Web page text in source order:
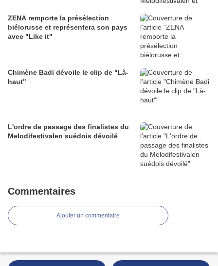
ZENA remporte la présélection
biélorusse et représentera son pays
avec "Like it"
Chimène Badi dévoile le clip de "Là-
haut"
L'ordre de passage des finalistes du
Melodifestivalen suédois dévoilé
Commentaires
Ajouter un commentaire